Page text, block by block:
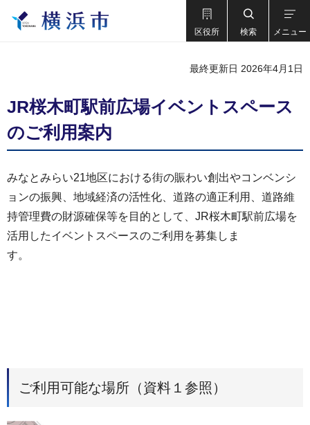
区役所 検索 メニュー
最終更新日 2026年4月1日
JR桜木町駅前広場イベントスペース
のご利用案内
みなとみらい21地区における街の賑わい創出やコンベンシ
ョンの振興、地域経済の活性化、道路の適正利用、道路維
持管理費の財源確保等を目的として、JR桜木町駅前広場を
活用したイベントスペースのご利用を募集しま
す。
ご利用可能な場所（資料１参照）